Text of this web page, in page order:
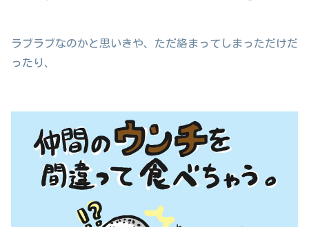
ラブラブなのかと思いきや、ただ絡まってしまっただけだ
ったり、